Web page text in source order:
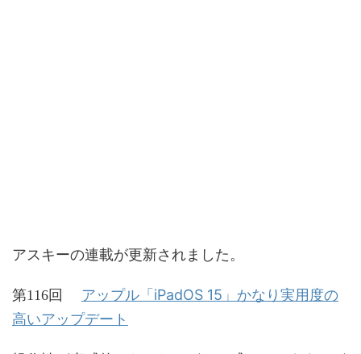
アスキーの連載が更新されました。
第116回 アップル「iPadOS 15」かなり実用度の
高いアップデート